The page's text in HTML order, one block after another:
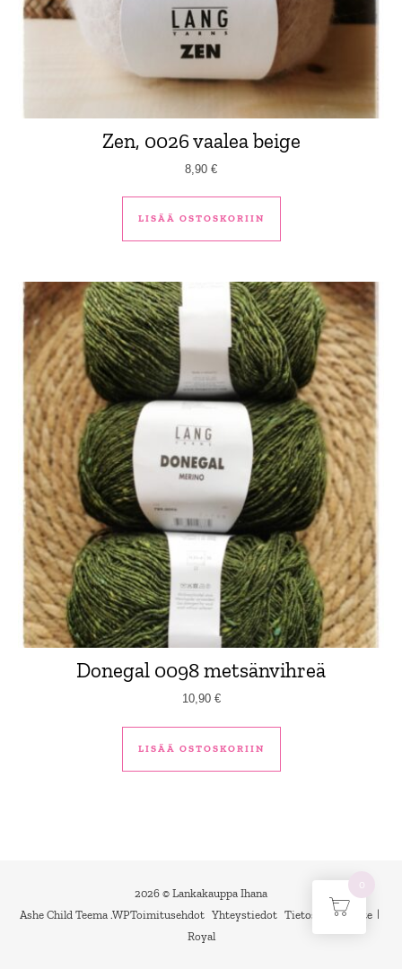
Zen, 0026 vaalea beige
8,90 €
LISÄÄ OSTOSKORIIN
Donegal 0098 metsänvihreä
10,90 €
LISÄÄ OSTOSKORIIN
2026 © Lankakauppa Ihana
Toimitusehdot Yhteystiedot Tietosuojaseloste
Ashe Child Teema .WP
Royal
0